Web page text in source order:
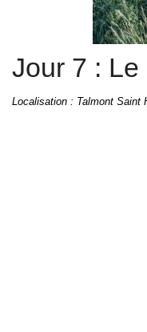
Jour 7 : Le
Localisation : Talmont Saint